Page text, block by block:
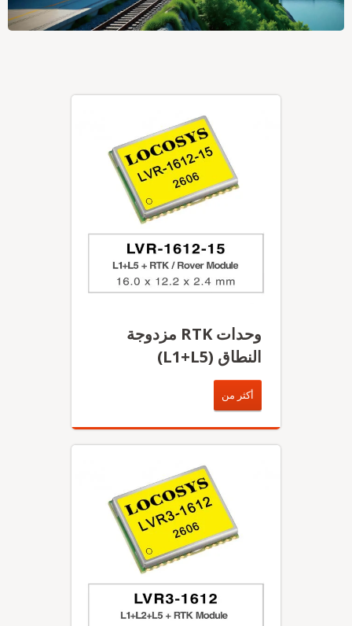
وحدات RTK مزدوجة
النطاق (L1+L5)
أكثر من